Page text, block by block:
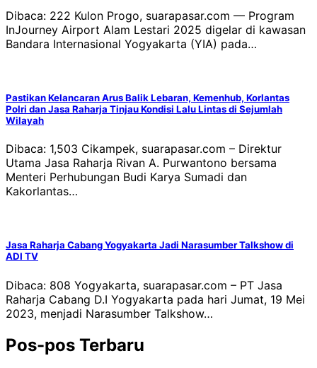
Dibaca: 222 Kulon Progo, suarapasar.com — Program
InJourney Airport Alam Lestari 2025 digelar di kawasan
Bandara Internasional Yogyakarta (YIA) pada…
Pastikan Kelancaran Arus Balik Lebaran, Kemenhub, Korlantas
Polri dan Jasa Raharja Tinjau Kondisi Lalu Lintas di Sejumlah
Wilayah
Dibaca: 1,503 Cikampek, suarapasar.com – Direktur
Utama Jasa Raharja Rivan A. Purwantono bersama
Menteri Perhubungan Budi Karya Sumadi dan
Kakorlantas…
Jasa Raharja Cabang Yogyakarta Jadi Narasumber Talkshow di
ADI TV
Dibaca: 808 Yogyakarta, suarapasar.com – PT Jasa
Raharja Cabang D.I Yogyakarta pada hari Jumat, 19 Mei
2023, menjadi Narasumber Talkshow…
Pos-pos Terbaru